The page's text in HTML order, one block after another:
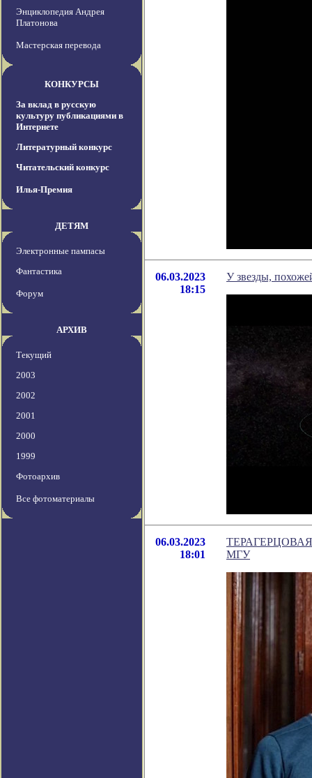
Энциклопедия Андрея
Платонова
Мастерская перевода
КОНКУРСЫ
За вклад в русскую
культуру публикациями в
Интернете
Литературный конкурс
Читательский конкурс
Илья-Премия
ДЕТЯМ
Электронные пампасы
Фантастика
Форум
АРХИВ
Текущий
2003
2002
2001
2000
1999
Фотоархив
Все фотоматериалы
06.03.2023
18:15
У звезды,
06.03.2023
18:01
МГУ